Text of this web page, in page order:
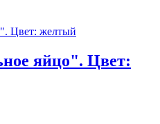
яйцо". Цвет: